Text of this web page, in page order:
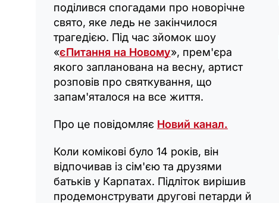
поділився спогадами про новорічне
свято, яке ледь не закінчилося
трагедією. Під час зйомок шоу
«єПитання на Новому», прем'єра
якого запланована на весну, артист
розповів про святкування, що
запам'яталося на все життя.
Про це повідомляє Новий канал.
Коли комікові було 14 років, він
відпочивав із сім'єю та друзями
батьків у Карпатах. Підліток вирішив
продемонструвати другові петарди й